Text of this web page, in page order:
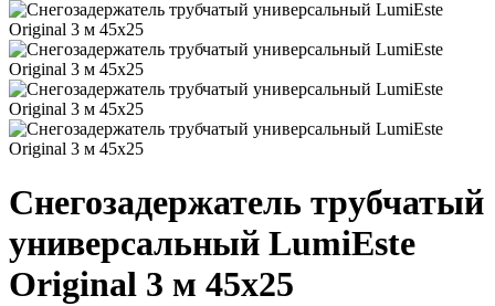
Снегозадержатель трубчатый
универсальный LumiEste
Original 3 м 45х25